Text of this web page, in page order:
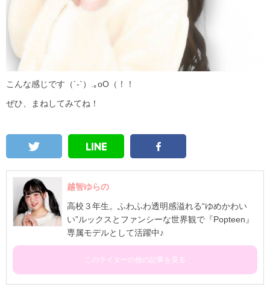
こんな感じです（´-`）.｡oO（！！
ぜひ、まねしてみてね！
越智ゆらの
高校３年生。ふわふわ透明感溢れる“ゆめかわい
い”ルックスとファンシーな世界観で『Popteen』
専属モデルとして活躍中♪
このライターの他の記事を見る